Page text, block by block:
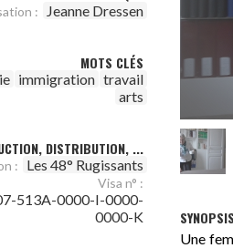
: Jeanne Dressen
MOTS CLÉS
immigration travail
arts
DISTRIBUTION, ...
: Les 48° Rugissants
Visa n° :
513A-0000-I-0000-
0000-K
Une